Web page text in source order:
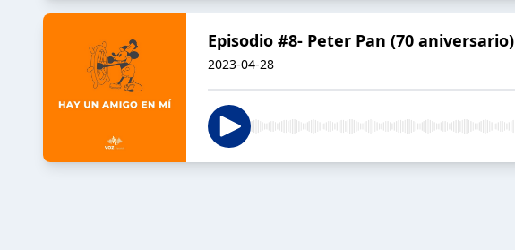
Episodio #8- Peter Pan (70 aniversario)
2023-04-28